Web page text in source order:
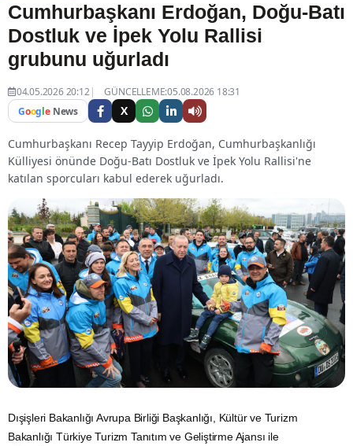
Cumhurbaşkanı Erdoğan, Doğu-Batı
Dostluk ve İpek Yolu Rallisi
grubunu uğurladı
04.05.2026 20:12
GÜNCELLEME:05.08.2026 18:31
Google News X
Cumhurbaşkanı Recep Tayyip Erdoğan, Cumhurbaşkanlığı
Külliyesi önünde Doğu-Batı Dostluk ve İpek Yolu Rallisi'ne
katılan sporcuları kabul ederek uğurladı.
Dışişleri Bakanlığı Avrupa Birliği Başkanlığı, Kültür ve Turizm
Bakanlığı Türkiye Turizm Tanıtım ve Geliştirme Ajansı ile